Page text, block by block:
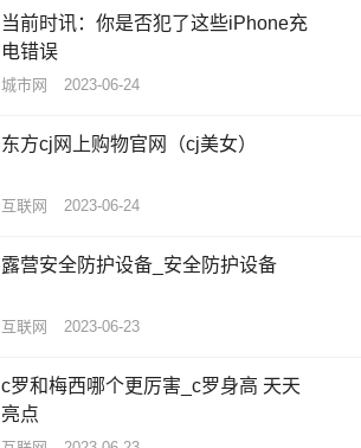
当前时讯：你是否犯了这些iPhone充
电错误
城市网 2023-06-24
东方cj网上购物官网（cj美女）
互联网 2023-06-24
露营安全防护设备_安全防护设备
互联网 2023-06-23
c罗和梅西哪个更厉害_c罗身高 天天
亮点